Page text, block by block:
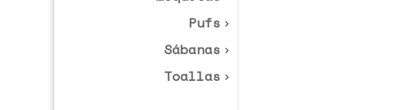
Pufs
Sábanas
Toallas